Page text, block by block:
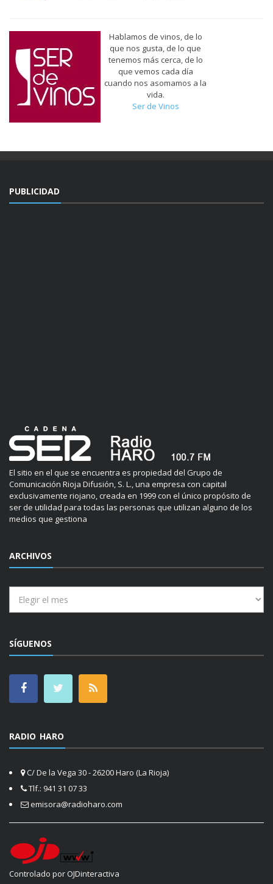
Hablamos de vinos, de lo
que nos gusta, de lo que
tenemos más cerca, de lo
que vemos cada día
cuando nos asomamos a la
vida.
Ser de Vinos
PUBLICIDAD
El sitio en el que se encuentra es propiedad del Grupo de
Comunicación Rioja Difusión, S. L., una empresa con capital
exclusivamente riojano, creada en 1999 con el único propósito de
ser de utilidad para todas las personas que utilizan alguno de los
medios que gestiona
ARCHIVOS
SÍGUENOS
RADIO HARO
C/ De la Vega 30 - 26200 Haro (La Rioja)
Tlf.: 941 31 07 33
emisora@radioharo.com
Controlado por OJDinteractiva